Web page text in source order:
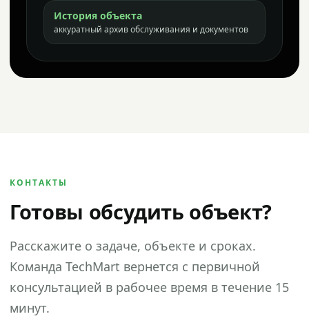
История объекта
аккуратный архив обслуживания и документов
КОНТАКТЫ
Готовы обсудить объект?
Расскажите о задаче, объекте и сроках.
Команда TechMart вернется с первичной
консультацией в рабочее время в течение 15
минут.